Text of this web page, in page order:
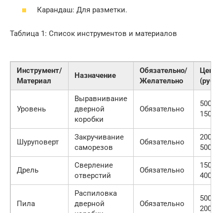
Карандаш: Для разметки.
Таблица 1: Список инструментов и материалов
Инструмент/
Материал
Назначение
Обязательно/
Желательно
Цена
(руб.)
Уровень
Выравнивание
дверной
коробки
Обязательно
500-
1500
Шуруповерт
Закручивание
саморезов
Обязательно
2000-
5000
Дрель
Сверление
отверстий
Обязательно
1500-
4000
Пила
Распиловка
дверной
Обязательно
500-
2000